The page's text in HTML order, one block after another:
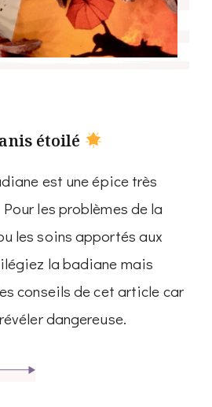
étoilé
est une épice très
les problèmes de la
les soins apportés aux
la badiane mais
conseils de cet article car
dangereuse.